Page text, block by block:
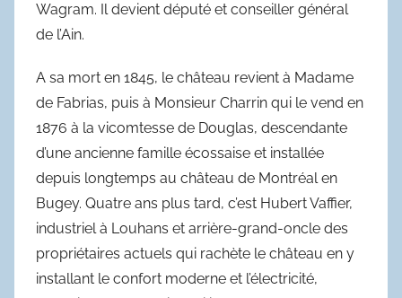
Wagram. Il devient député et conseiller général
de l’Ain.
A sa mort en 1845, le château revient à Madame
de Fabrias, puis à Monsieur Charrin qui le vend en
1876 à la vicomtesse de Douglas, descendante
d’une ancienne famille écossaise et installée
depuis longtemps au château de Montréal en
Bugey. Quatre ans plus tard, c’est Hubert Vaffier,
industriel à Louhans et arrière-grand-oncle des
propriétaires actuels qui rachète le château en y
installant le confort moderne et l’électricité,